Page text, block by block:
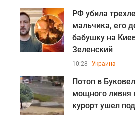
РФ убила
мальчика, его
бабушку на
Зеленский
10:28 Украина
Потоп в
мощного ливня
курорт ушел